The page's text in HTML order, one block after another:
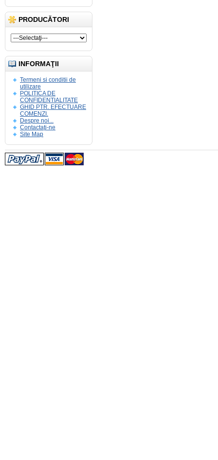
PRODUCĂTORI
INFORMAŢII
Termeni si conditii de
utilizare
POLITICA DE
CONFIDENTIALITATE
GHID PTR. EFECTUARE
COMENZI.
Despre noi...
Contactaţi-ne
Site Map